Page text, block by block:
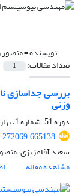
نویسنده =
تعداد مقالات: 1
بررسی جداسازی
وزنی
دوره 51، شماره 1، بهار 1399، صفحه
سعید آقاعزیزی،
مشاهده مقاله